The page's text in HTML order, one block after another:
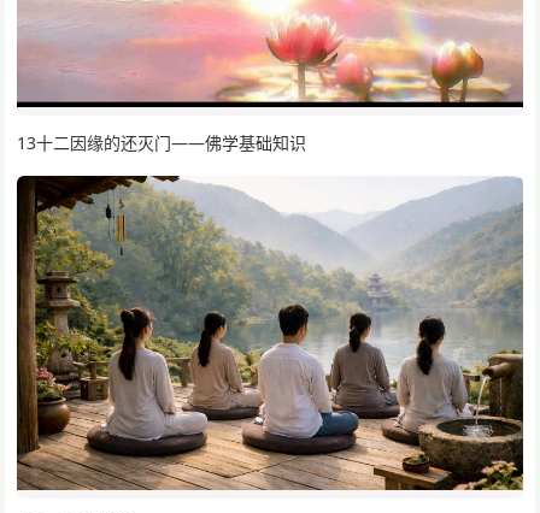
13十二因缘的还灭门——佛学基础知识